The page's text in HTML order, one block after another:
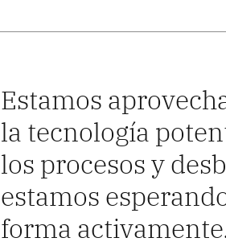
Estamos
la tecnología
los procesos y
estamos
forma